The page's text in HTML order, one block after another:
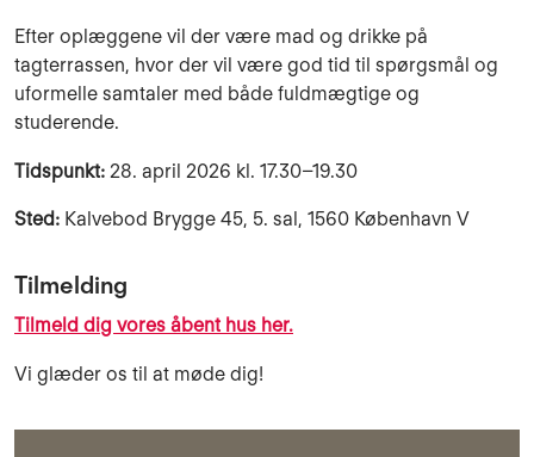
Efter oplæggene vil der være mad og drikke på
tagterrassen, hvor der vil være god tid til spørgsmål og
uformelle samtaler med både fuldmægtige og
studerende.
Tidspunkt: 28. april 2026 kl. 17.30–19.30
Sted: Kalvebod Brygge 45, 5. sal, 1560 København V
Tilmelding
Tilmeld dig vores åbent hus her.
Vi glæder os til at møde dig!